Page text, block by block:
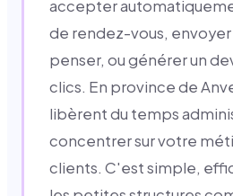
accepter
de rendez-vous, envoyer
penser, ou générer un
clics. En province de
libèrent du temps
concentrer sur votre
clients. C'est simple,